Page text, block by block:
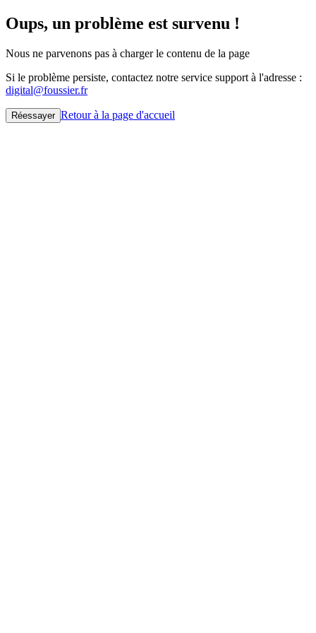
Oups, un problème est survenu !
Nous ne parvenons pas à charger le contenu de la page
Si le problème persiste, contactez notre service support à l'adresse :
digital@foussier.fr
Réessayer Retour à la page d'accueil